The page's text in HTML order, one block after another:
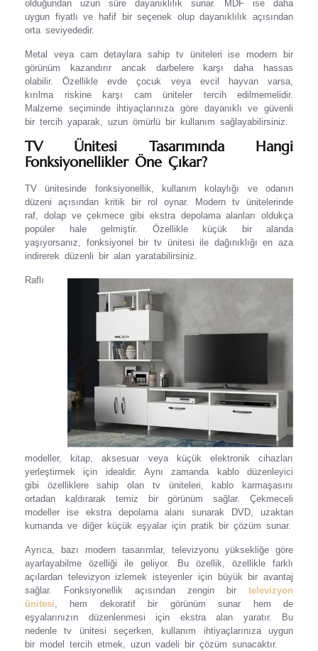
olduğundan uzun süre dayanıklılık sunar. MDF ise daha
uygun fiyatlı ve hafif bir seçenek olup dayanıklılık açısından
orta seviyededir.
Metal veya cam detaylara sahip tv üniteleri ise modern bir
görünüm kazandırır ancak darbelere karşı daha hassas
olabilir. Özellikle evde çocuk veya evcil hayvan varsa,
kırılma riskine karşı cam üniteler tercih edilmemelidir.
Malzeme seçiminde ihtiyaçlarınıza göre dayanıklı ve güvenli
bir tercih yaparak, uzun ömürlü bir kullanım sağlayabilirsiniz.
TV Ünitesi Tasarımında Hangi
Fonksiyonellikler Öne Çıkar?
TV ünitesinde fonksiyonellik, kullanım kolaylığı ve odanın
düzeni açısından kritik bir rol oynar. Modern tv ünitelerinde
raf, dolap ve çekmece gibi ekstra depolama alanları oldukça
popüler hale gelmiştir. Özellikle küçük bir alanda
yaşıyorsanız, fonksiyonel bir tv ünitesi ile dağınıklığı en aza
indirerek düzenli bir alan yaratabilirsiniz.
Raflı
modeller, kitap, aksesuar veya küçük elektronik cihazları
yerleştirmek için idealdir. Aynı zamanda kablo düzenleyici
gibi özelliklere sahip olan tv üniteleri, kablo karmaşasını
ortadan kaldırarak temiz bir görünüm sağlar. Çekmeceli
modeller ise ekstra depolama alanı sunarak DVD, uzaktan
kumanda ve diğer küçük eşyalar için pratik bir çözüm sunar.
Ayrıca, bazı modern tasarımlar, televizyonu yüksekliğe göre
ayarlayabilme özelliği ile geliyor. Bu özellik, özellikle farklı
açılardan televizyon izlemek isteyenler için büyük bir avantaj
sağlar. Fonksiyonellik açısından zengin bir televizyon
ünitesi, hem dekoratif bir görünüm sunar hem de
eşyalarınızın düzenlenmesi için ekstra alan yaratır. Bu
nedenle tv ünitesi seçerken, kullanım ihtiyaçlarınıza uygun
bir model tercih etmek, uzun vadeli bir çözüm sunacaktır.